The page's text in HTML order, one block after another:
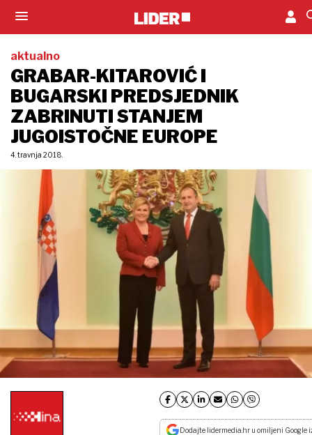
aktualno
GRABAR-KITAROVIĆ I
BUGARSKI PREDSJEDNIK
ZABRINUTI STANJEM
JUGOISTOČNE EUROPE
4. travnja 2018.
Dodajte lidermedia.hr u omiljeni Google